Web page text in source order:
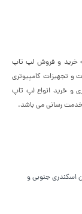
خود را در زمینه خرید و فروش لپ تاپ
و تجهیزات کامپیوتری
و خرید انواع لپ تاپ
رسانی می باشد.
اسکندری جنوبی و